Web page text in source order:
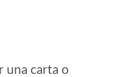
una carta o